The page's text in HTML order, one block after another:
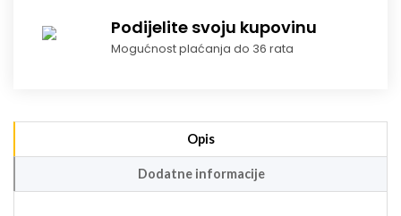
Podijelite svoju kupovinu
Mogućnost plaćanja do 36 rata
Opis
Dodatne informacije